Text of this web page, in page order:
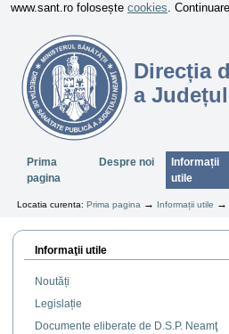
www.sant.ro folosește cookies.
Direcția
a
SectiuniPrima
pagina
Despre noi
Informații
utile
Locatia curenta: Prima pagina → Informații utile
Informaţii utile
Noutăți
Legislație
Documente eliberate de D.S.P. Neamţ